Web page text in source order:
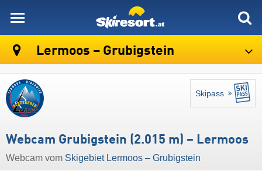
Lermoos – Grubigstein
Skipass
Webcam Grubigstein (2.015 m) – Lermoos
Webcam vom Skigebiet Lermoos – Grubigstein